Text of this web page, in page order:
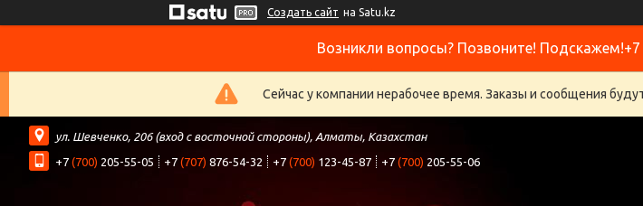
Создать сайт на Satu.kz
Возникли вопросы? Позвоните! Подскажем!+7
Сейчас у компании нерабочее время. Заказы и сообщения
ул. Шевченко, 206 (вход с восточной стороны), Алматы, Казахстан
+7 (700) 205-55-05 +7 (707) 876-54-32 +7 (700) 123-45-87 +7 (700) 205-55-06